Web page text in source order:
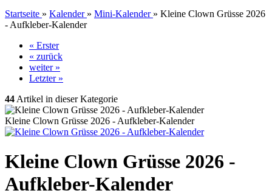
Startseite » Kalender » Mini-Kalender » Kleine Clown Grüsse 2026
- Aufkleber-Kalender
« Erster
« zurück
weiter »
Letzter »
44 Artikel in dieser Kategorie
Kleine Clown Grüsse 2026 - Aufkleber-Kalender
Kleine Clown Grüsse 2026 -
Aufkleber-Kalender